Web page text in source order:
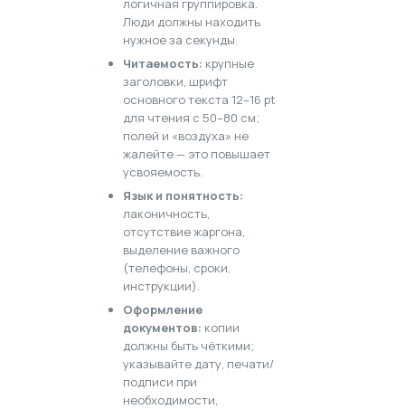
логичная группировка.
Люди должны находить
нужное за секунды.
Читаемость: крупные
заголовки, шрифт
основного текста 12–16 pt
для чтения с 50–80 см;
полей и «воздуха» не
жалейте — это повышает
усвояемость.
Язык и понятность:
лаконичность,
отсутствие жаргона,
выделение важного
(телефоны, сроки,
инструкции).
Оформление
документов: копии
должны быть чёткими;
указывайте дату, печати/
подписи при
необходимости,